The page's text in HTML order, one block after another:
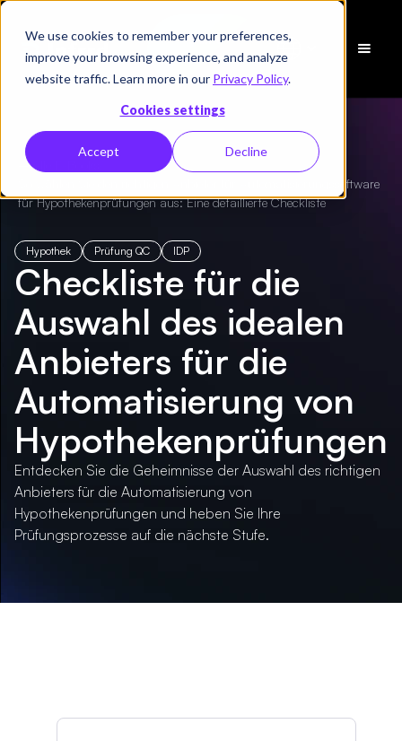
We use cookies to remember your preferences,
improve your browsing experience, and analyze
website traffic. Learn more in our Privacy Policy.
Cookies settings
Accept Decline
Demo
vereinbaren
← Alle E-Books
So wählen Sie den richtigen Anbieter für Automatisierungssoftware
für Hypothekenprüfungen aus: Eine detaillierte Checkliste
Hypothek Prüfung QC IDP
Checkliste für die
Auswahl des idealen
Anbieters für die
Automatisierung von
Hypothekenprüfungen
Entdecken Sie die Geheimnisse der Auswahl des richtigen
Anbieters für die Automatisierung von
Hypothekenprüfungen und heben Sie Ihre
Prüfungsprozesse auf die nächste Stufe.